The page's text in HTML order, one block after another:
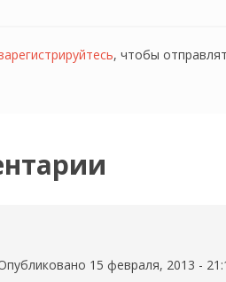
, чтобы
15 февраля, 2013 -